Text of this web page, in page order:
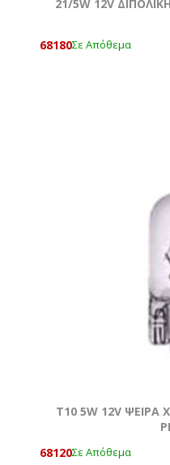
21/5W 12V
68180Σε Απόθεμα
T10 5W 12V ΨΕΙΡΑ
68120Σε Απόθεμα